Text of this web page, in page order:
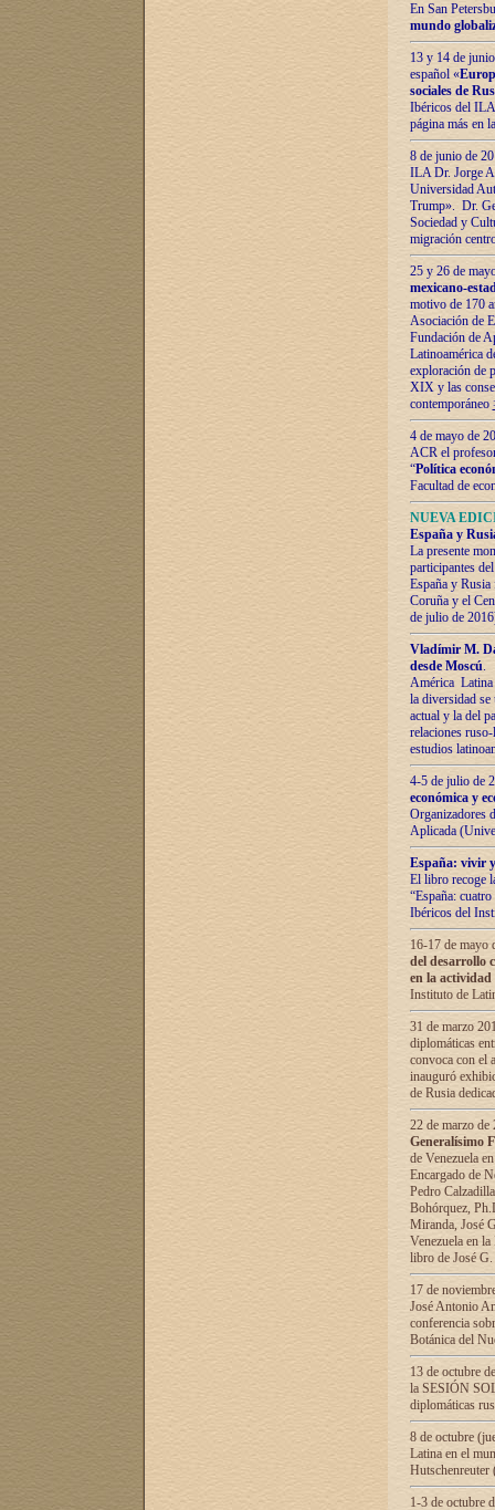
En San
mundo
13 y 14 de
español «
sociales de
Ibéricos del ILA
página más en
8 de junio de
ILA Dr. Jorge
Universidad
Trump». Dr.
Sociedad y
migración
25 y 26 de
mexicano-
motivo de 170
Asociación de
Fundación de
Latinoamérica
exploración de
XIX y las
contemporáneo
4 de mayo de
ACR el
“Política
Facultad de
NUEVA
España y
La presente
participantes
España y
Coruña y el
de julio de
Vladímir М.
desde Moscú.
América Latina
la diversidad
actual у lа del
relaciones
estudios
4-5 de julio de
económica y
Organizadores
Aplicada
España: vivir
El libro recoge
“España:
Ibéricos del
16-17 de mayo
del desarrollo
en la
Instituto de
31 de marzo
diplomáticas
convoca con el
inauguró
de Rusia
22 de marzo
Generalísimo
de Venezuela
Encargado de
Pedro
Bohórquez,
Miranda, José
Venezuela en
libro de José
17 de
José Antonio
conferencia
Botánica del
13 de octubre
la SESIÓN
diplomáticas
8 de octubre
Latina en el
1-3 de octubre